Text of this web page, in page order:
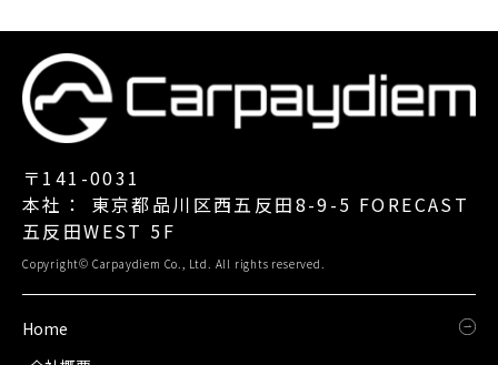
〒141-0031
本社： 東京都品川区西五反田8-9-5 FORECAST
五反田WEST 5F
Copyright© Carpaydiem Co., Ltd. All rights reserved.
Home